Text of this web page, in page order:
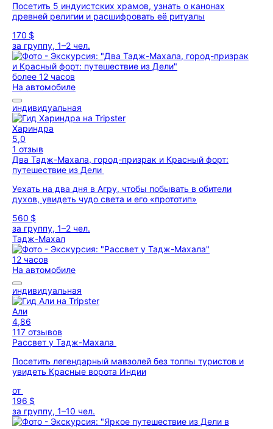
Посетить 5 индуистских храмов, узнать о канонах
древней религии и расшифровать её ритуалы
170 $
за группу, 1–2 чел.
более 12 часов
На автомобиле
индивидуальная
Хариндра
5,0
1 отзыв
Два Тадж-Махала, город-призрак и Красный форт:
путешествие из Дели
Уехать на два дня в Агру, чтобы побывать в обители
духов, увидеть чудо света и его «прототип»
560 $
за группу, 1–2 чел.
Тадж-Махал
12 часов
На автомобиле
индивидуальная
Али
4,86
117 отзывов
Рассвет у Тадж-Махала
Посетить легендарный мавзолей без толпы туристов и
увидеть Красные ворота Индии
от
196 $
за группу, 1–10 чел.